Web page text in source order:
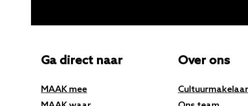
Ga direct naar
MAAK mee
Over ons
Cultuurmakelaar